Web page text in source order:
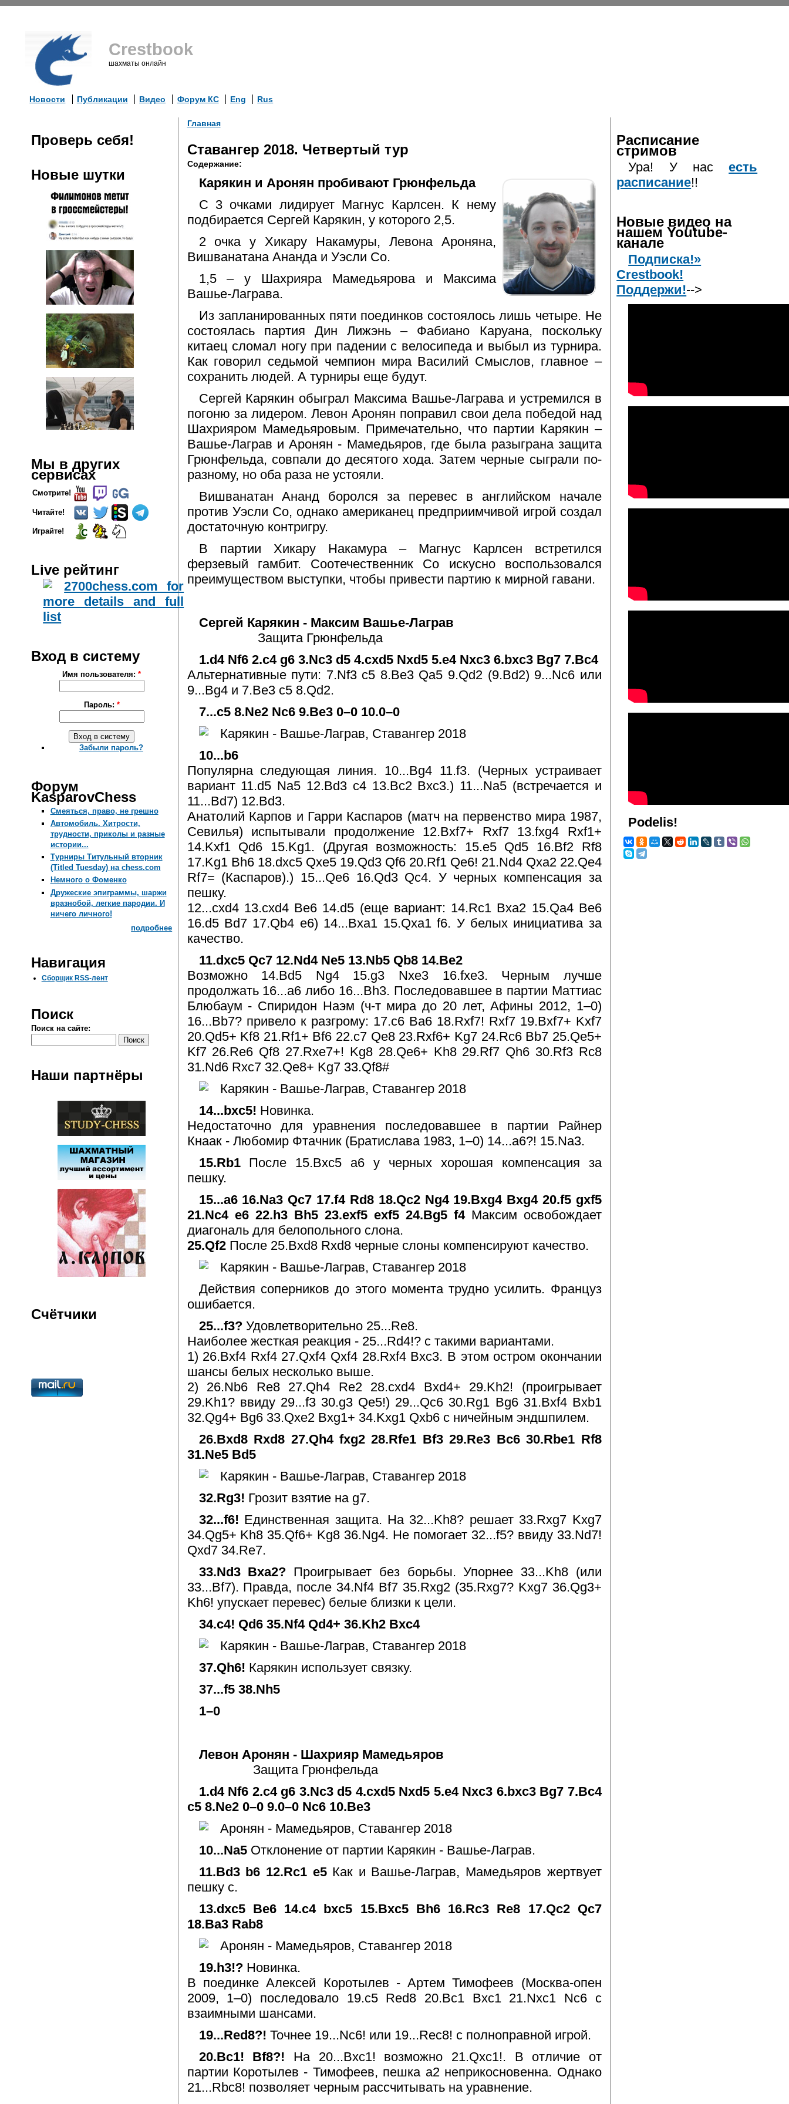
Crestbook
шахматы онлайн
Новости Публикации Видео Форум КС Eng Rus
Проверь себя!
Новые шутки
Мы в других
сервисах
Смотрите!
Читайте!
Играйте!
Live рейтинг
Вход в систему
Имя пользователя:*
Пароль: *
Забыли пароль?
Форум
KasparovChess
Смеяться, право, не грешно
Автомобиль. Хитрости,
трудности, приколы и разные
истории...
Турниры Титульный вторник
(Titled Tuesday) на chess.com
Немного о Фоменко
Дружеские эпиграммы, шаржи
вразнобой, легкие пародии. И
ничего личного!
подробнее
Навигация
Сборщик RSS-лент
Поиск
Поиск на сайте:
Наши партнёры
Счётчики
Главная
Ставангер 2018. Четвертый тур
Содержание:
Карякин и Аронян пробивают Грюнфельда
С 3 очками лидирует Магнус Карлсен. К нему
подбирается Сергей Карякин, у которого 2,5.
2 очка у Хикару Накамуры, Левона Ароняна,
Вишванатана Ананда и Уэсли Со.
1,5 – у Шахрияра Мамедьярова и Максима
Вашье-Лаграва.
Из запланированных пяти поединков состоялось лишь четыре. Не
состоялась партия Дин Лижэнь – Фабиано Каруана, поскольку
китаец сломал ногу при падении с велосипеда и выбыл из турнира.
Как говорил седьмой чемпион мира Василий Смыслов, главное –
сохранить людей. А турниры еще будут.
Сергей Карякин обыграл Максима Вашье-Лаграва и устремился в
погоню за лидером. Левон Аронян поправил свои дела победой над
Шахрияром Мамедьяровым. Примечательно, что партии Карякин –
Вашье-Лаграв и Аронян - Мамедьяров, где была разыграна защита
Грюнфельда, совпали до десятого хода. Затем черные сыграли по-
разному, но оба раза не устояли.
Вишванатан Ананд боролся за перевес в английском начале
против Уэсли Со, однако американец предприимчивой игрой создал
достаточную контригру.
В партии Хикару Накамура – Магнус Карлсен встретился
ферзевый гамбит. Соотечественник Со искусно воспользовался
преимуществом выступки, чтобы привести партию к мирной гавани.
Сергей Карякин - Максим Вашье-Лаграв
Защита Грюнфельда
1.d4 Nf6 2.c4 g6 3.Nc3 d5 4.cxd5 Nxd5 5.e4 Nxc3 6.bxc3 Bg7 7.Bc4
Альтернативные пути: 7.Nf3 c5 8.Be3 Qa5 9.Qd2 (9.Bd2) 9...Nc6 или
9...Bg4 и 7.Be3 c5 8.Qd2.
7...c5 8.Ne2 Nc6 9.Be3 0–0 10.0–0
10...b6
Популярна следующая линия. 10...Bg4 11.f3. (Черных устраивает
вариант 11.d5 Na5 12.Bd3 c4 13.Bc2 Bxc3.) 11...Na5 (встречается и
11...Bd7) 12.Bd3.
Анатолий Карпов и Гарри Каспаров (матч на первенство мира 1987,
Севилья) испытывали продолжение 12.Bxf7+ Rxf7 13.fxg4 Rxf1+
14.Kxf1 Qd6 15.Kg1. (Другая возможность: 15.e5 Qd5 16.Bf2 Rf8
17.Kg1 Bh6 18.dxc5 Qxe5 19.Qd3 Qf6 20.Rf1 Qe6! 21.Nd4 Qxa2 22.Qe4
Rf7= (Каспаров).) 15...Qe6 16.Qd3 Qc4. У черных компенсация за
пешку.
12...cxd4 13.cxd4 Be6 14.d5 (еще вариант: 14.Rc1 Bxa2 15.Qa4 Be6
16.d5 Bd7 17.Qb4 e6) 14...Bxa1 15.Qxa1 f6. У белых инициатива за
качество.
11.dxc5 Qc7 12.Nd4 Ne5 13.Nb5 Qb8 14.Be2
Возможно 14.Bd5 Ng4 15.g3 Nxe3 16.fxe3. Черным лучше
продолжать 16...a6 либо 16...Bh3. Последовавшее в партии Маттиас
Блюбаум - Спиридон Наэм (ч-т мира до 20 лет, Афины 2012, 1–0)
16...Bb7? привело к разгрому: 17.c6 Ba6 18.Rxf7! Rxf7 19.Bxf7+ Kxf7
20.Qd5+ Kf8 21.Rf1+ Bf6 22.c7 Qe8 23.Rxf6+ Kg7 24.Rc6 Bb7 25.Qe5+
Kf7 26.Re6 Qf8 27.Rxe7+! Kg8 28.Qe6+ Kh8 29.Rf7 Qh6 30.Rf3 Rc8
31.Nd6 Rxc7 32.Qe8+ Kg7 33.Qf8#
14...bxc5! Новинка.
Недостаточно для уравнения последовавшее в партии Райнер
Кнаак - Любомир Фтачник (Братислава 1983, 1–0) 14...a6?! 15.Na3.
15.Rb1 После 15.Bxc5 a6 у черных хорошая компенсация за
пешку.
15...a6 16.Na3 Qc7 17.f4 Rd8 18.Qc2 Ng4 19.Bxg4 Bxg4 20.f5 gxf5
21.Nc4 e6 22.h3 Bh5 23.exf5 exf5 24.Bg5 f4 Максим освобождает
диагональ для белопольного слона.
25.Qf2 После 25.Bxd8 Rxd8 черные слоны компенсируют качество.
Действия соперников до этого момента трудно усилить. Француз
ошибается.
25...f3? Удовлетворительно 25...Re8.
Наиболее жесткая реакция - 25...Rd4!? с такими вариантами.
1) 26.Bxf4 Rxf4 27.Qxf4 Qxf4 28.Rxf4 Bxc3. В этом остром окончании
шансы белых несколько выше.
2) 26.Nb6 Re8 27.Qh4 Re2 28.cxd4 Bxd4+ 29.Kh2! (проигрывает
29.Kh1? ввиду 29...f3 30.g3 Qe5!) 29...Qc6 30.Rg1 Bg6 31.Bxf4 Bxb1
32.Qg4+ Bg6 33.Qxe2 Bxg1+ 34.Kxg1 Qxb6 с ничейным эндшпилем.
26.Bxd8 Rxd8 27.Qh4 fxg2 28.Rfe1 Bf3 29.Re3 Bc6 30.Rbe1 Rf8
31.Ne5 Bd5
32.Rg3! Грозит взятие на g7.
32...f6! Единственная защита. На 32...Kh8? решает 33.Rxg7 Kxg7
34.Qg5+ Kh8 35.Qf6+ Kg8 36.Ng4. Не помогает 32...f5? ввиду 33.Nd7!
Qxd7 34.Re7.
33.Nd3 Bxa2? Проигрывает без борьбы. Упорнее 33...Kh8 (или
33...Bf7). Правда, после 34.Nf4 Bf7 35.Rxg2 (35.Rxg7? Kxg7 36.Qg3+
Kh6! упускает перевес) белые близки к цели.
34.c4! Qd6 35.Nf4 Qd4+ 36.Kh2 Bxc4
37.Qh6! Карякин использует связку.
37...f5 38.Nh5
1–0
Левон Аронян - Шахрияр Мамедьяров
Защита Грюнфельда
1.d4 Nf6 2.c4 g6 3.Nc3 d5 4.cxd5 Nxd5 5.e4 Nxc3 6.bxc3 Bg7 7.Bc4
c5 8.Ne2 0–0 9.0–0 Nc6 10.Be3
10...Na5 Отклонение от партии Карякин - Вашье-Лаграв.
11.Bd3 b6 12.Rc1 e5 Как и Вашье-Лаграв, Мамедьяров жертвует
пешку с.
13.dxc5 Be6 14.c4 bxc5 15.Bxc5 Bh6 16.Rc3 Re8 17.Qc2 Qc7
18.Ba3 Rab8
19.h3!? Новинка.
В поединке Алексей Коротылев - Артем Тимофеев (Москва-опен
2009, 1–0) последовало 19.c5 Red8 20.Bc1 Bxc1 21.Nxc1 Nc6 с
взаимными шансами.
19...Red8?! Точнее 19...Nc6! или 19...Rec8! с полноправной игрой.
20.Bc1! Bf8?! На 20...Bxc1! возможно 21.Qxc1!. В отличие от
партии Коротылев - Тимофеев, пешка а2 неприкосновенна. Однако
21...Rbc8! позволяет черным рассчитывать на уравнение.
Расписание
стримов
Ура! У насесть
расписание!!
Новые видео на
нашем Youtube-
канале
Подписка!»
Crestbook!
Поддержи!-->
Podelis!